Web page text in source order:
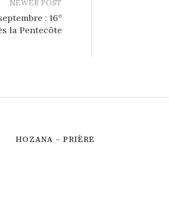
NEWER POST
: 16°
la Pentecôte
HOZANA – PRIÈRE